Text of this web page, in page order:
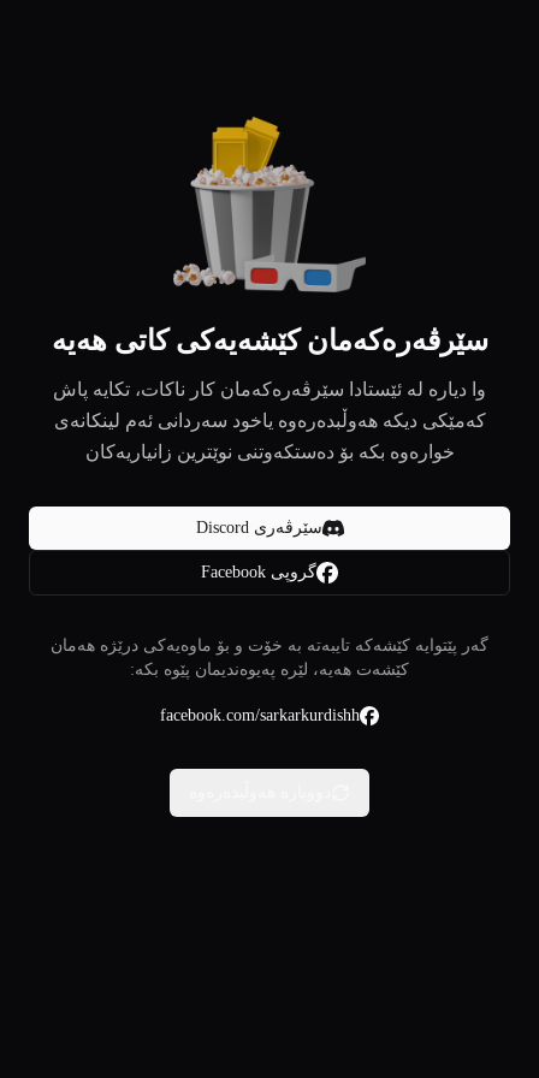
سێرڤەرەکەمان کێشەیەکی کاتی هەیە
وا دیارە لە ئێستادا سێرڤەرەکەمان کار ناکات، تکایە پاش
کەمێکی دیکە هەوڵبدەرەوە یاخود سەردانی ئەم لینکانەی
خوارەوە بکە بۆ دەستکەوتنی نوێترین زانیاریەکان
سێرڤەری Discord
گروپی Facebook
گەر پێتوایە کێشەکە تایبەتە بە خۆت و بۆ ماوەیەکی درێژە هەمان
کێشەت هەیە، لێرە پەیوەندیمان پێوە بکە:
facebook.com/sarkarkurdishh